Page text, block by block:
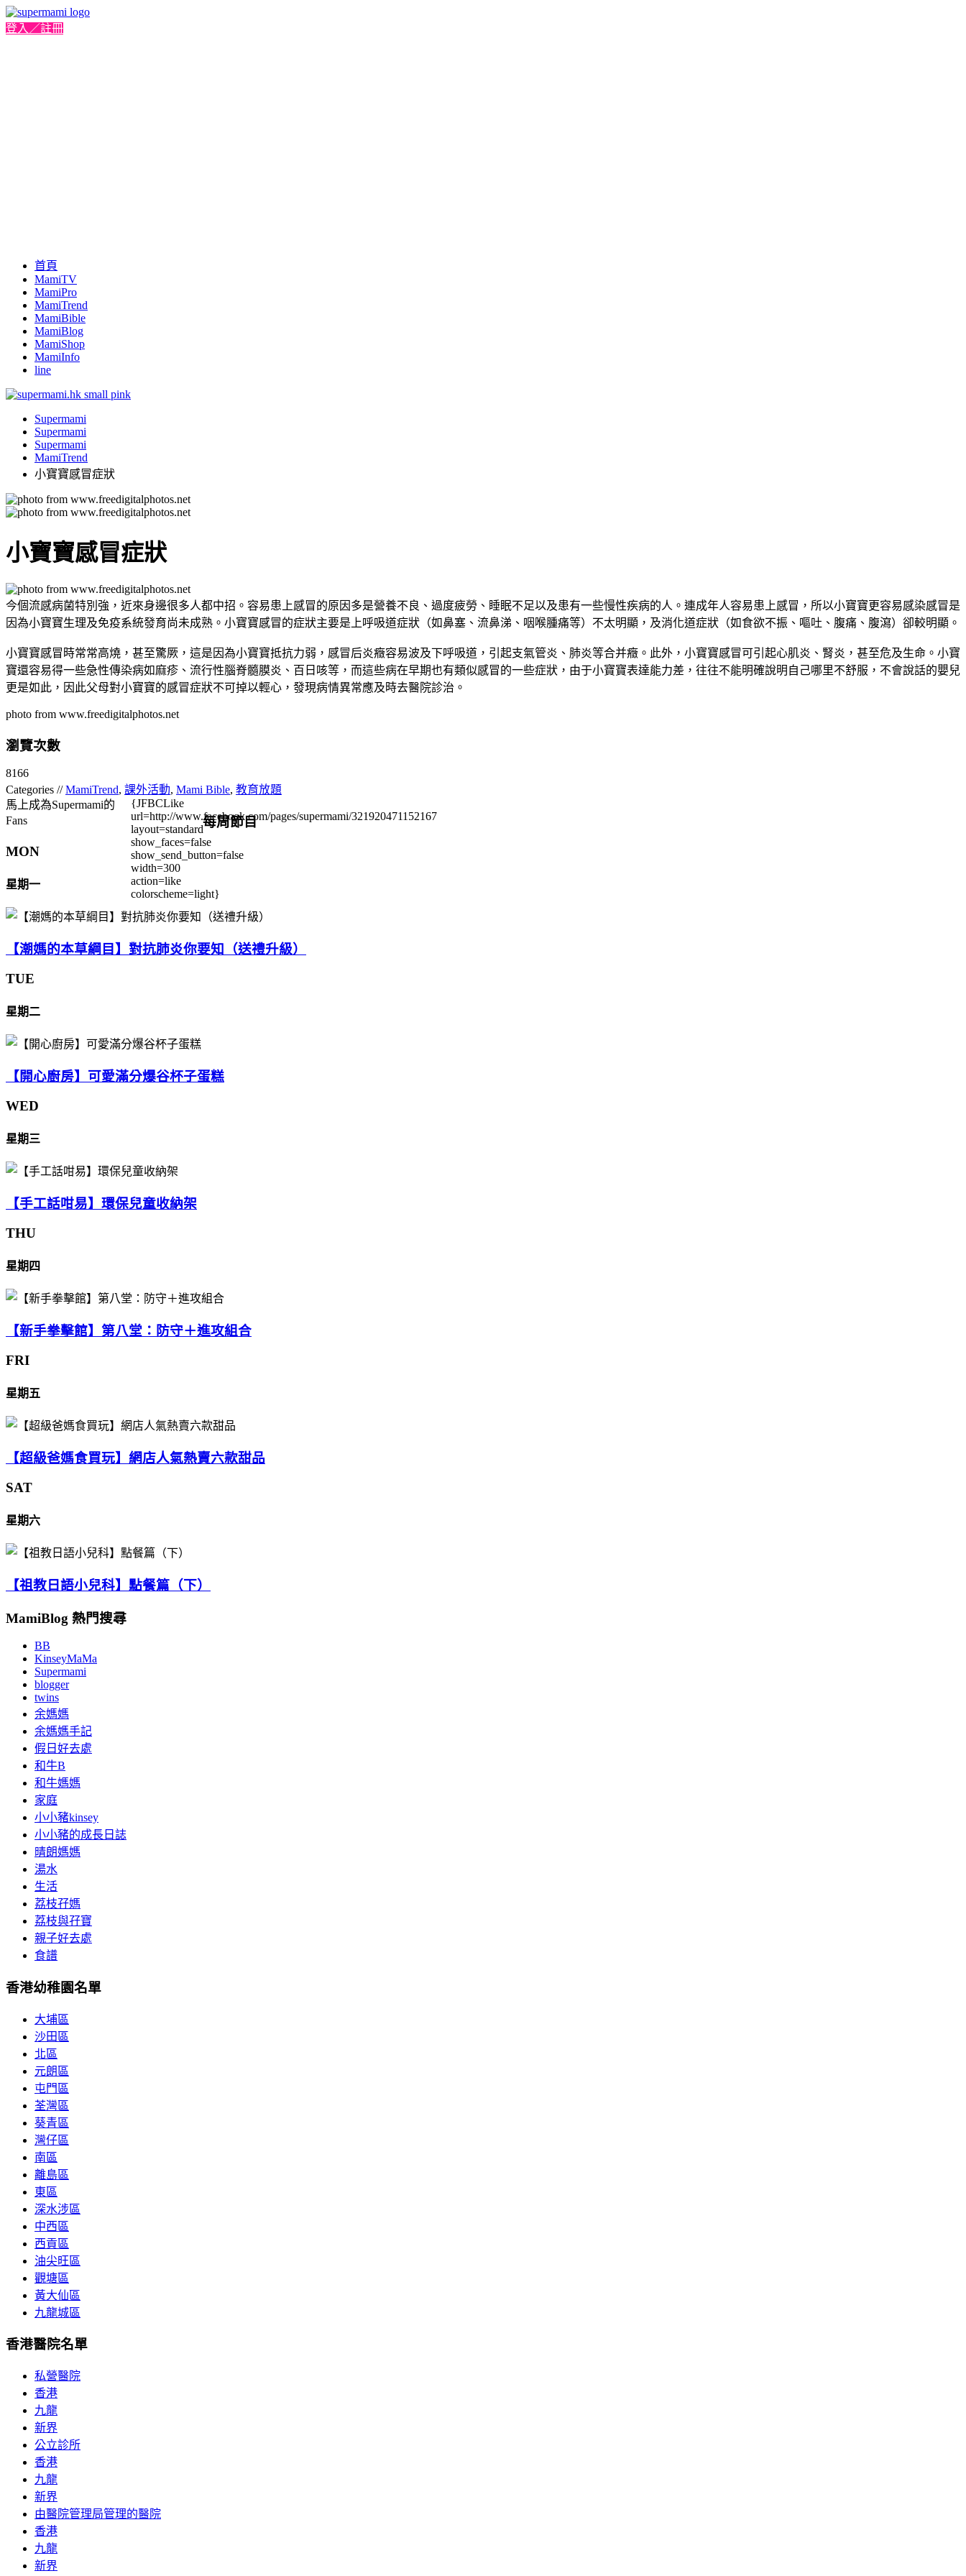
登入／註冊
首頁
MamiTV
MamiPro
MamiTrend
MamiBible
MamiBlog
MamiShop
MamiInfo
line
Supermami
Supermami
Supermami
MamiTrend
小寶寶感冒症狀
小寶寶感冒症狀
今個流感病菌特別強，近來身邊很多人都中招。容易患上感冒的原因多是營養不良、過度疲勞、睡眠不足以及患有一些慢性疾病的人。連成年人容易患上感冒，所以小寶寶更容易感染感冒是
因為小寶寶生理及免疫系統發育尚未成熟。小寶寶感冒的症狀主要是上呼吸道症狀（如鼻塞、流鼻涕、咽喉腫痛等）不太明顯，及消化道症狀（如食欲不振、嘔吐、腹痛、腹瀉）卻較明顯。
小寶寶感冒時常常高燒，甚至驚厥，這是因為小寶寶抵抗力弱，感冒后炎癥容易波及下呼吸道，引起支氣管炎、肺炎等合并癥。此外，小寶寶感冒可引起心肌炎、腎炎，甚至危及生命。小寶
寶還容易得一些急性傳染病如麻疹、流行性腦脊髓膜炎、百日咳等，而這些病在早期也有類似感冒的一些症狀，由于小寶寶表達能力差，往往不能明確說明自己哪里不舒服，不會說話的嬰兒
更是如此，因此父母對小寶寶的感冒症狀不可掉以輕心，發現病情異常應及時去醫院診治。
photo from www.freedigitalphotos.net
瀏覽次數
8166
Categories //MamiTrend, 課外活動, Mami Bible, 教育放題
馬上成為Supermami的
Fans
{JFBCLike
url=http://www.facebook.com/pages/supermami/321920471152167
layout=standard
show_faces=false
show_send_button=false
width=300
action=like
colorscheme=light}
每周節目
MON
星期一
【潮媽的本草綱目】對抗肺炎你要知（送禮升級）
TUE
星期二
【開心廚房】可愛滿分爆谷杯子蛋糕
WED
星期三
【手工話咁易】環保兒童收納架
THU
星期四
【新手拳擊館】第八堂：防守＋進攻組合
FRI
星期五
【超級爸媽食買玩】網店人氣熱賣六款甜品
SAT
星期六
【祖教日語小兒科】點餐篇（下）
MamiBlog 熱門搜尋
BB
KinseyMaMa
Supermami
blogger
twins
余媽媽
余媽媽手記
假日好去處
和牛B
和牛媽媽
家庭
小小豬kinsey
小小豬的成長日誌
晴朗媽媽
湯水
生活
荔枝孖媽
荔枝與孖寶
親子好去處
食譜
香港幼稚園名單
大埔區
沙田區
北區
元朗區
屯門區
荃灣區
葵青區
灣仔區
南區
離島區
東區
深水涉區
中西區
西貢區
油尖旺區
觀塘區
黃大仙區
九龍城區
香港醫院名單
私營醫院
香港
九龍
新界
公立診所
香港
九龍
新界
由醫院管理局管理的醫院
香港
九龍
新界